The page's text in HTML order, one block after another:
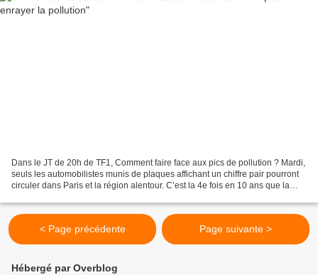
Dans le JT de 20h de TF1, Comment faire face aux pics de pollution ? Mardi,
seuls les automobilistes munis de plaques affichant un chiffre pair pourront
circuler dans Paris et la région alentour. C’est la 4e fois en 10 ans que la
< Page précédente Page suivante >
Hébergé par Overblog